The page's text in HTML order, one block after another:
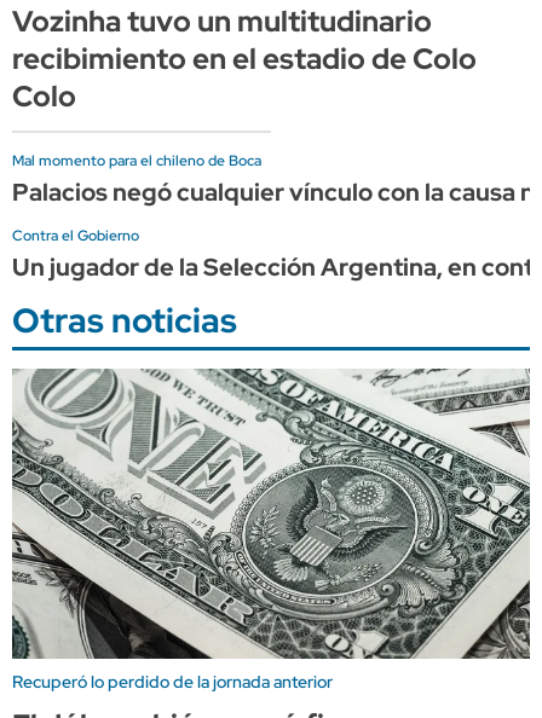
Vozinha tuvo un multitudinario
recibimiento en el estadio de Colo
Colo
Mal momento para el chileno de Boca
Palacios negó cualquier vínculo con la causa
Contra el Gobierno
Un jugador de la Selección Argentina, en
Otras noticias
Recuperó lo perdido de la jornada anterior